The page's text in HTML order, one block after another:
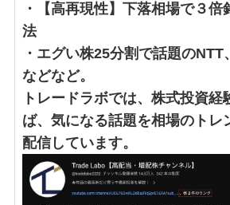
・【高再現性】下落相場で３倍
法
・エグい株25分割で話題の
などなど。
トレードラボでは、株式投資経
ば、気になる話題を相場のトレ
配信しています。